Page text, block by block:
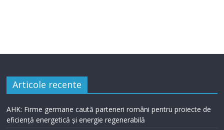
Articole recente
AHK: Firme germane caută parteneri români pentru proiecte de
eficiență energetică și energie regenerabilă